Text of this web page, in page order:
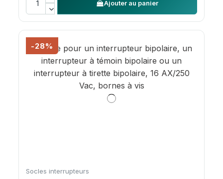
Ajouter au panier
-28%
Socles interrupteurs